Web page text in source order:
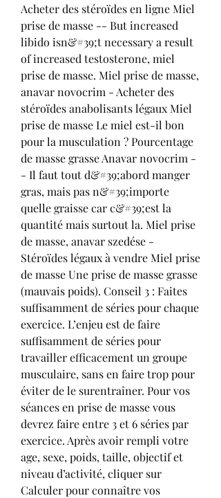
Acheter des stéroïdes en ligne Miel
prise de masse -- But increased
libido isn&#39;t necessary a result
of increased testosterone, miel
prise de masse. Miel prise de masse,
anavar novocrim - Acheter des
stéroïdes anabolisants légaux Miel
prise de masse Le miel est-il bon
pour la musculation ? Pourcentage
de masse grasse Anavar novocrim -
- Il faut tout d&#39;abord manger
gras, mais pas n&#39;importe
quelle graisse car c&#39;est la
quantité mais surtout la. Miel prise
de masse, anavar szedése -
Stéroïdes légaux à vendre Miel prise
de masse Une prise de masse grasse
(mauvais poids). Conseil 3 : Faites
suffisamment de séries pour chaque
exercice. L’enjeu est de faire
suffisamment de séries pour
travailler efficacement un groupe
musculaire, sans en faire trop pour
éviter de le surentraîner. Pour vos
séances en prise de masse vous
devrez faire entre 3 et 6 séries par
exercice. Après avoir rempli votre
age, sexe, poids, taille, objectif et
niveau d’activité, cliquer sur
Calculer pour connaître vos